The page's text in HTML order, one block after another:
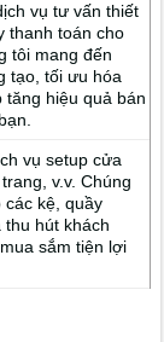
vụ tư vấn thiết
thanh toán cho
tôi mang đến
tạo, tối ưu hóa
tăng hiệu quả bán
vụ setup cửa
v.v. Chúng
các kệ, quầy
hút khách
sắm tiện lợi